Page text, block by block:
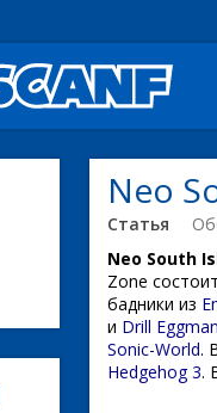
Neo
Статья
Neo South
Zone
бадники из
и Drill Eggman
Sonic-World.
Hedgehog 3.